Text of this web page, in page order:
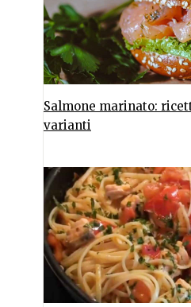
Salmone marinato:
varianti